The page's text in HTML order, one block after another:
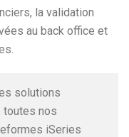
la validation
au back office et
solutions
toutes nos
iSeries